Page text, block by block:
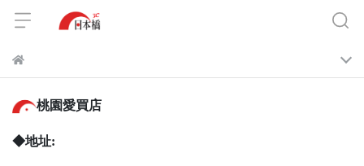
桃園愛買店
◆地址: